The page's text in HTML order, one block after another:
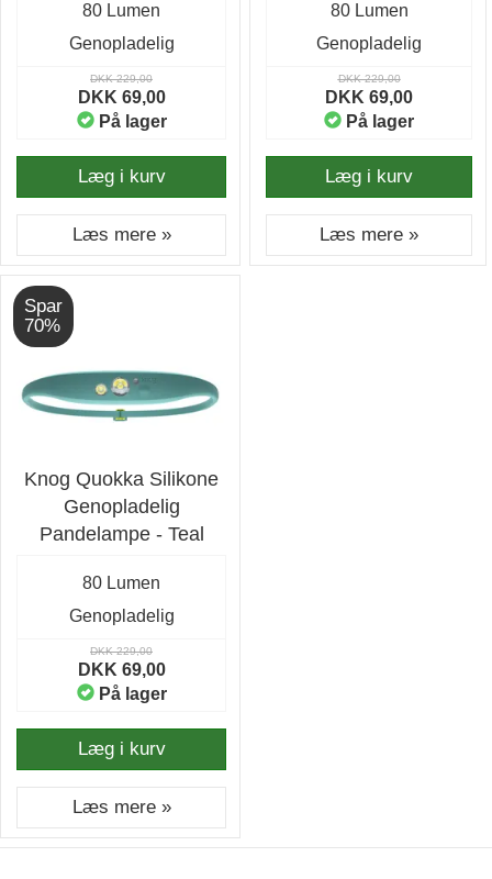
80 Lumen
Genopladelig
DKK 229,00
DKK 69,00
På lager
Læg i kurv
Læs mere »
80 Lumen
Genopladelig
DKK 229,00
DKK 69,00
På lager
Læg i kurv
Læs mere »
Spar
70%
Knog Quokka Silikone
Genopladelig
Pandelampe - Teal
80 Lumen
Genopladelig
DKK 229,00
DKK 69,00
På lager
Læg i kurv
Læs mere »